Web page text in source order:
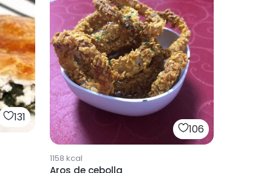
131
106
1158 kcal
Aros de cebolla